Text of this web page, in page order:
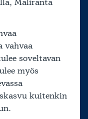
Maliranta
vahvaa
soveltavan
myös
kuitenkin